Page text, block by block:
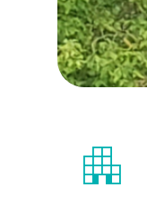
apartment